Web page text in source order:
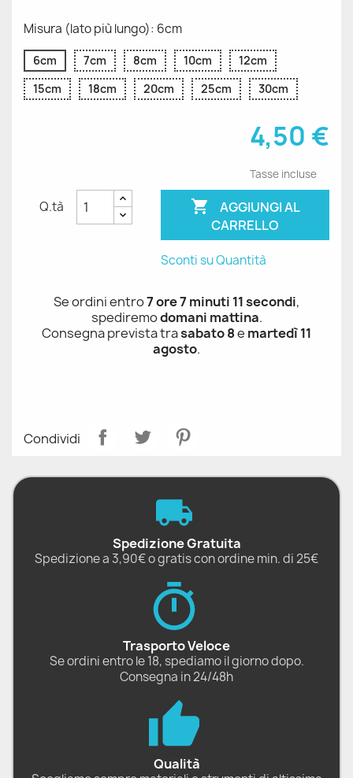
Misura (lato più lungo): 6cm
6cm 7cm 8cm 10cm
12cm
15cm
18cm 20cm 25cm 30cm
4,50 €
Tasse incluse
Q.tà 
CARRELLO
Sconti su Quantità
Se ordini entro7 ore 7 minuti 11 secondi,
spediremodomani mattina.
Consegna prevista trasabato 8e martedì 11
agosto.
Condividi
Spedizione Gratuita
Spedizione a 3,90€ o gratis con ordine min. di 25€
Trasporto Veloce
Se ordini entro le 18, spediamo il giorno dopo.
Consegna in 24/48h
Qualità